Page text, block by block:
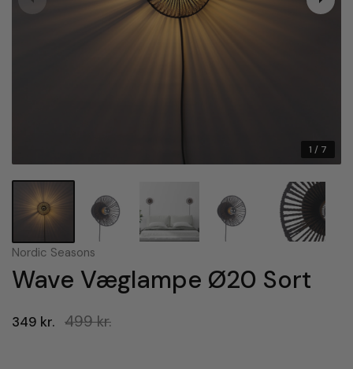
1 / 7
Nordic Seasons
Wave Væglampe Ø20 Sort
349 kr. 499 kr.